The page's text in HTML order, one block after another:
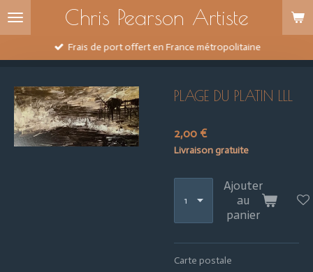
Passer
principal
Chris Pearson Artiste
Frais de port offert en France métropolitaine
PLAGE DU PLATIN LLL
2,00 €
Livraison gratuite
Ajouter
au
panier
Carte postale